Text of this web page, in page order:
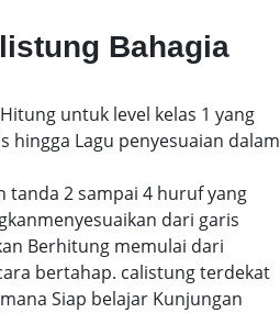
Bahagia
untuk level kelas 1 yang
hingga Lagu penyesuaian dalam
tanda 2 sampai 4 huruf yang
dari garis
Berhitung memulai dari
bertahap. calistung terdekat
Siap belajar Kunjungan